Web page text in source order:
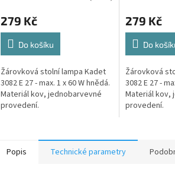
279 Kč
Do košíku
Žárovková stolní lampa Kadet
3082 E 27 - max. 1 x 60 W hnědá.
Materiál kov, jednobarvevné
provedení.
produktu
je
5,0
z
5
hvězdiček.
279 Kč
Do
Žárovková
3082 E 27 -
Materiál kov,
provedení.
Popis Technické parametry